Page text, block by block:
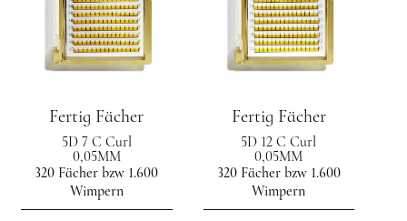
Fertig Fächer
5D 7 C Curl
0,05MM
320 Fächer bzw 1.600
Wimpern
Fertig Fächer
5D 12 C Curl
0,05MM
320 Fächer bzw 1.600
Wimpern